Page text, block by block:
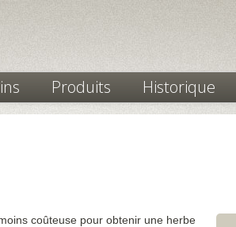
Produits Historique
coûteuse pour obtenir une herbe